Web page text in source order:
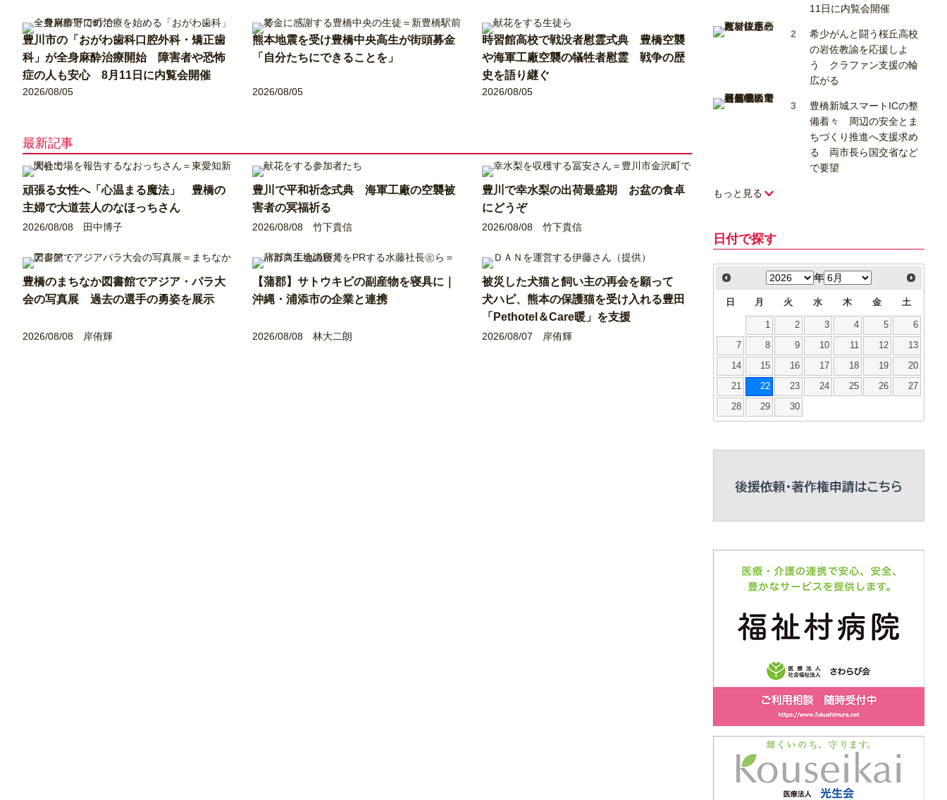
豊川市の「おがわ歯科口腔外科・矯正歯
科」が全身麻酔治療開始 障害者や恐怖
症の人も安心 8月11日に内覧会開催
2026/08/05
熊本地震を受け豊橋中央高生が街頭募金
「自分たちにできることを」
2026/08/05
時習館高校で戦没者慰霊式典 豊橋空襲
や海軍工廠空襲の犠牲者慰霊 戦争の歴
史を語り継ぐ
2026/08/05
最新記事
頑張る女性へ「心温まる魔法」 豊橋の
主婦で大道芸人のなほっちさん
2026/08/08 田中博子
豊川で平和祈念式典 海軍工廠の空襲被
害者の冥福祈る
2026/08/08 竹下貴信
豊川で幸水梨の出荷最盛期 お盆の食卓
にどうぞ
2026/08/08 竹下貴信
豊橋のまちなか図書館でアジア・パラ大
会の写真展 過去の選手の勇姿を展示
2026/08/08 岸侑輝
【蒲郡】サトウキビの副産物を寝具に｜
沖縄・浦添市の企業と連携
2026/08/08 林大二朗
被災した犬猫と飼い主の再会を願って
犬ハピ、熊本の保護猫を受け入れる豊田
「Pethotel＆Care暖」を支援
2026/08/07 岸侑輝
11日に内覧会開催
希少がんと闘う桜丘高校
の岩佐教諭を応援しよ
う クラファン支援の輪
広がる
豊橋新城スマートICの整
備着々 周辺の安全とま
ちづくり推進へ支援求め
る 両市長ら国交省など
で要望
もっと見る
日付で探す
年
日 月 火 水 木 金 土
1 2 3 4 5 6
7 8 9 10 11 12 13
14 15 16 17 18 19 20
21 22 23 24 25 26 27
28 29 30